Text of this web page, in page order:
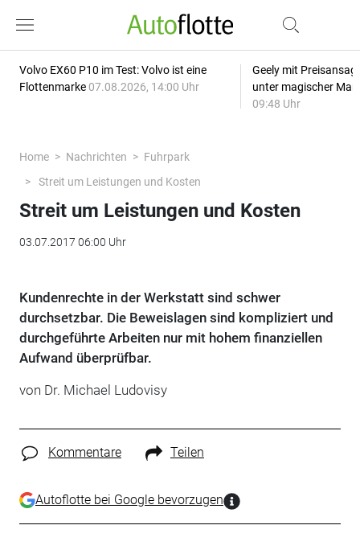
Volvo EX60 P10 im Test: Volvo ist eine
Flottenmarke 07.08.2026, 14:00 Uhr
Geely mit
unter magischer
09:48 Uhr
Home Nachrichten
Fuhrpark
Streit um Leistungen und Kosten
Streit um Leistungen und Kosten
03.07.2017 06:00 Uhr
Kundenrechte in der Werkstatt sind schwer
durchsetzbar. Die Beweislagen sind kompliziert und
durchgeführte Arbeiten nur mit hohem finanziellen
Aufwand überprüfbar.
von Dr. Michael Ludovisy
Kommentare Teilen
Autoflotte bei Google bevorzugen